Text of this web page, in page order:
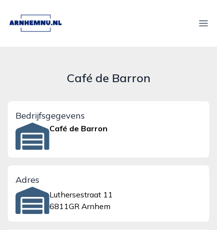
arnhemnu.nl
Café de Barron
Bedrijfsgegevens
Café de Barron
Adres
Luthersestraat 11
6811GR Arnhem